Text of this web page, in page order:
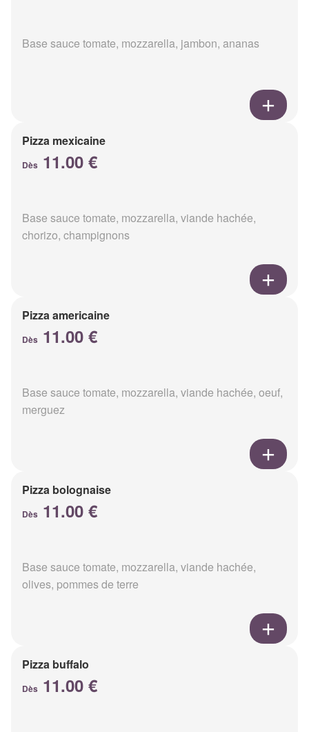
Base sauce tomate, mozzarella, jambon, ananas
Pizza mexicaine
Dès 11.00 €
Base sauce tomate, mozzarella, viande hachée,
chorizo, champignons
Pizza americaine
Dès 11.00 €
Base sauce tomate, mozzarella, viande hachée, oeuf,
merguez
Pizza bolognaise
Dès 11.00 €
Base sauce tomate, mozzarella, viande hachée,
olives, pommes de terre
Pizza buffalo
Dès 11.00 €